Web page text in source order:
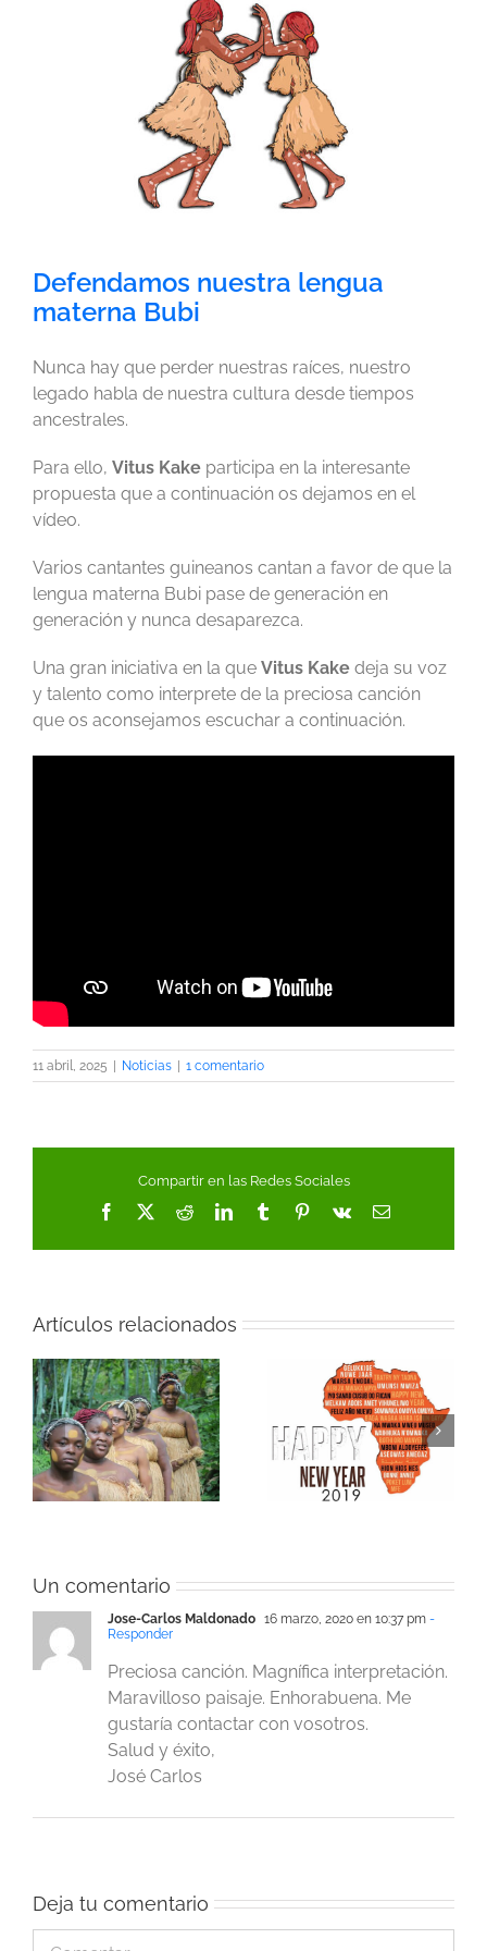
Defendamos nuestra lengua
materna Bubi
Nunca hay que perder nuestras raíces, nuestro
legado habla de nuestra cultura desde tiempos
ancestrales.
Para ello, Vitus Kake participa en la interesante
propuesta que a continuación os dejamos en el
vídeo.
Varios cantantes guineanos cantan a favor de que la
lengua materna Bubi pase de generación en
generación y nunca desaparezca.
Una gran iniciativa en la que Vitus Kake deja su voz
y talento como interprete de la preciosa canción
que os aconsejamos escuchar a continuación.
11 abril, 2025 | Noticias | 1 comentario
Compartir en las Redes Sociales
Facebook
X RedditLinkedInTumblrPinterest
Vk
Correo
Artículos relacionados
Vitus Kake, referente
de la canción
africana, les desea
feliz año nuevo
Cómo es la Navidad
en África, continente
de origen de Vitus
Kake
Un comentario
Jose-Carlos Maldonado 16 marzo, 2020 en 10:37 pm -
Responder
Preciosa canción. Magnífica interpretación.
Maravilloso paisaje. Enhorabuena. Me
gustaría contactar con vosotros.
Salud y éxito,
José Carlos
Deja tu comentario